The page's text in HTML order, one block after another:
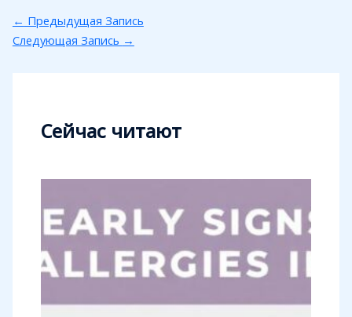
← Предыдущая Запись
Следующая Запись →
Сейчас читают